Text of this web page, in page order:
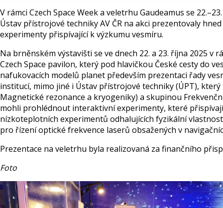
V rámci Czech Space Week a veletrhu Gaudeamus se
Ústav přístrojové techniky AV ČR na akci prezentovaly
experimenty přispívající k výzkumu vesmíru.
Na brněnském výstavišti se ve dnech 22. a 23. října 2025 v
Czech Space pavilon, který pod hlavičkou České cesty do
nafukovacích modelů planet především prezentaci řady
institucí, mimo jiné i Ústav přístrojové techniky (ÚPT),
Magnetické rezonance a kryogeniky) a skupinou
mohli prohlédnout interaktivní experimenty, které
nízkoteplotních experimentů odhalujících fyzikální
pro řízení optické frekvence laserů obsažených v
Prezentace na veletrhu byla realizovaná za finančního
Foto